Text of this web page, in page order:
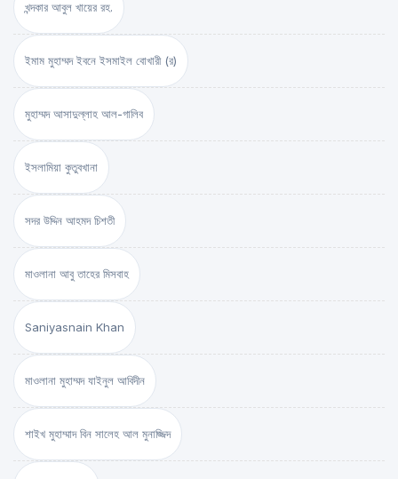
খন্দকার আবুল খায়ের রহ.
ইমাম মুহাম্মদ ইবনে ইসমাইল বোখারী (র)
মুহাম্মদ আসাদুল্লাহ আল-গালিব
ইসলামিয়া কুতুবখানা
সদর উদ্দিন আহমদ চিশতী
মাওলানা আবু তাহের মিসবাহ
Saniyasnain Khan
মাওলানা মুহাম্মদ যাইনুল আবিদীন
শাইখ মুহাম্মাদ বিন সালেহ আল মুনাজ্জিদ